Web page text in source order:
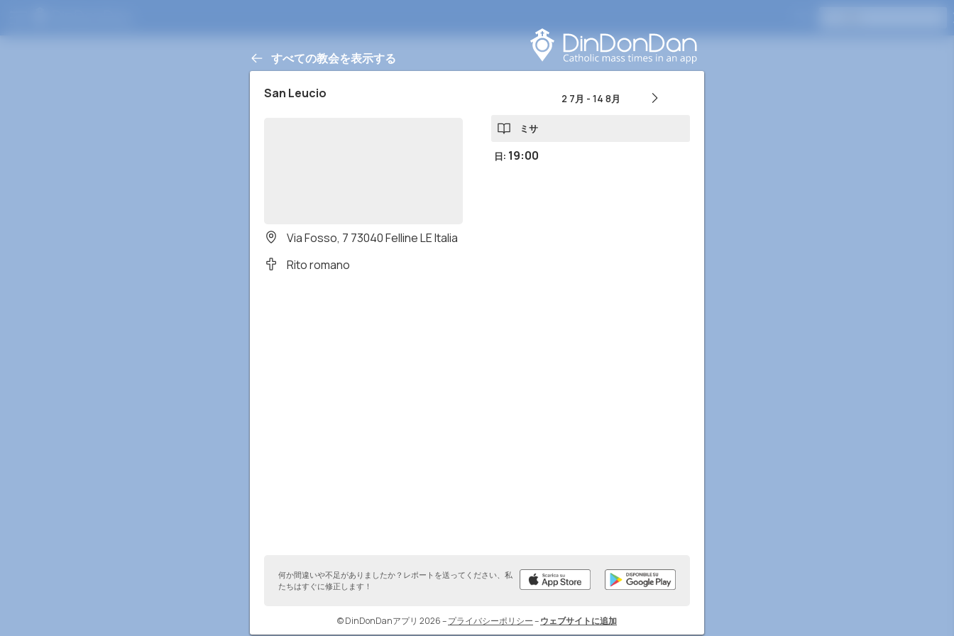
すべての教会を表示する
San Leucio
Via Fosso, 7 73040 Felline LE Italia
Rito romano
2 7月 - 14 8月
ミサ
日: 19:00
何か間違いや不足がありましたか？レポートを送ってください、私
たちはすぐに修正します！
© DinDonDanアプリ 2026–プライバシーポリシー–ウェブサイトに追加